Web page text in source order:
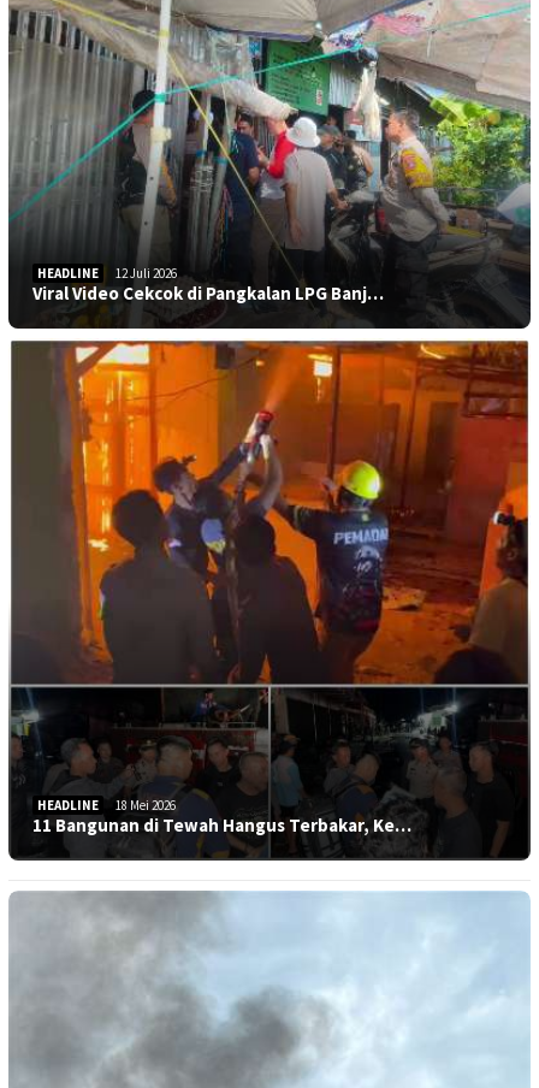
HEADLINE 12 Juli 2026
Viral Video Cekcok di Pangkalan LPG Banj…
HEADLINE 18 Mei 2026
11 Bangunan di Tewah Hangus Terbakar, Ke…